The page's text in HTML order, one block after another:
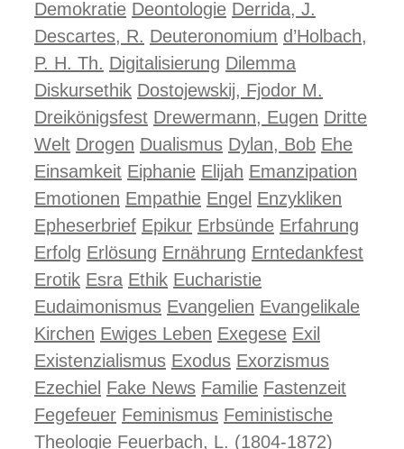
Demokratie Deontologie Derrida, J.
Descartes, R. Deuteronomium d’Holbach,
P. H. Th. Digitalisierung Dilemma
Diskursethik Dostojewskij, Fjodor M.
Dreikönigsfest Drewermann, Eugen Dritte
Welt Drogen Dualismus Dylan, Bob Ehe
Einsamkeit Eiphanie Elijah Emanzipation
Emotionen Empathie Engel Enzykliken
Epheserbrief Epikur Erbsünde Erfahrung
Erfolg Erlösung Ernährung Erntedankfest
Erotik Esra Ethik Eucharistie
Eudaimonismus Evangelien Evangelikale
Kirchen Ewiges Leben Exegese Exil
Existenzialismus Exodus Exorzismus
Ezechiel Fake News Familie Fastenzeit
Fegefeuer Feminismus Feministische
Theologie Feuerbach, L. (1804-1872)